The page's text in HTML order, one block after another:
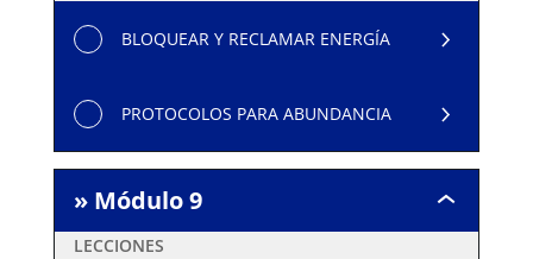
BLOQUEAR Y RECLAMAR ENERGÍA
PROTOCOLOS PARA ABUNDANCIA
» Módulo 9
Módulo
LECCIONES